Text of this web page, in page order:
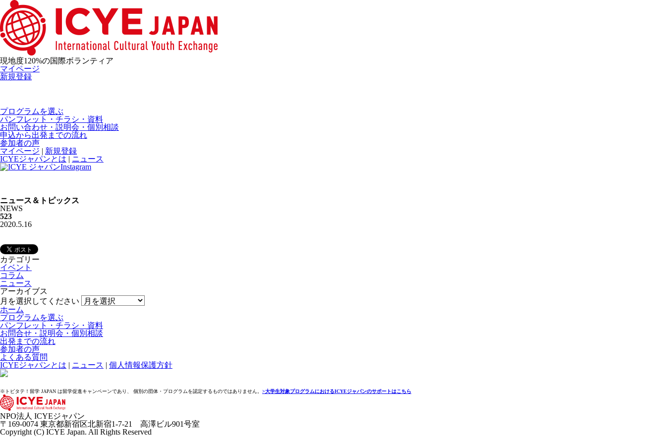
現地度120%の国際ボランティア
マイページ
新規登録
プログラムを選ぶ
パンフレット・チラシ・資料
お問い合わせ・説明会・個別相談
申込から出発までの流れ
参加者の声
マイページ | 新規登録
ICYEジャパンとは | ニュース
ニュース＆トピックス
NEWS
523
2020.5.16
カテゴリー
イベント
コラム
ニュース
アーカイブス
月を選択してください
ホーム
プログラムを選ぶ
パンフレット・チラシ・資料
お問合せ・説明会・個別相談
出発までの流れ
参加者の声
よくある質問
ICYEジャパンとは | ニュース | 個人情報保護方針
※トビタテ！留学 JAPAN は留学促進キャンペーンであり、 個別の団体・プログラムを認定するものではありません。 >大学生対象プログラムにおけるICYEジャパンのサポートはこちら
NPO法人 ICYEジャパン
〒169-0074 東京都新宿区北新宿1-7-21 高澤ビル901号室
Copyright (C) ICYE Japan. All Rights Reserved